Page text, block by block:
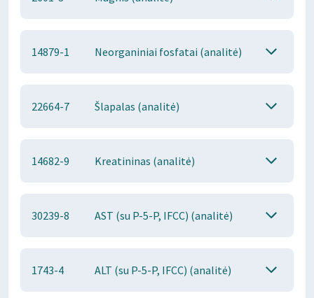
14879-1 Neorganiniai fosfatai (analitė)
22664-7 Šlapalas (analitė)
14682-9 Kreatininas (analitė)
30239-8 AST (su P-5-P, IFCC) (analitė)
1743-4 ALT (su P-5-P, IFCC) (analitė)